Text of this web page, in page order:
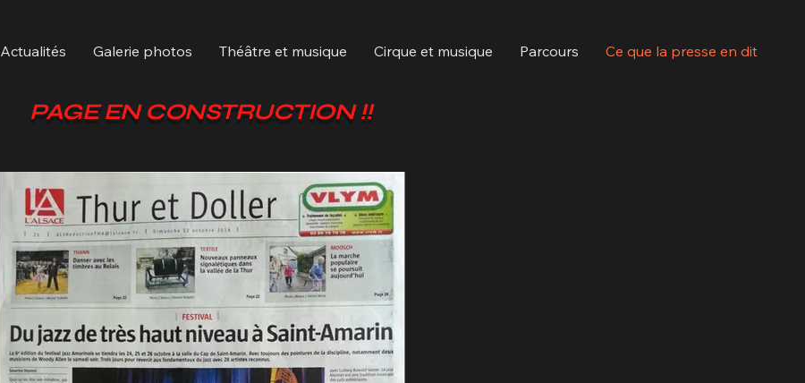
Actualités Galerie photos Théâtre et musique Cirque et musique Parcours Ce que la presse en dit
PAGE EN CONSTRUCTION !!